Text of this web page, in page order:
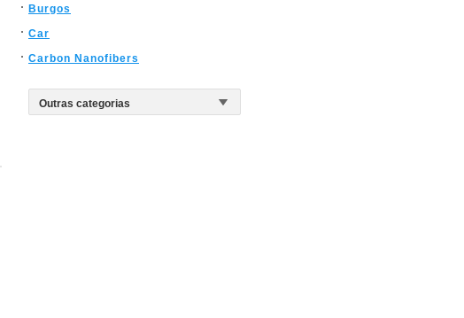
Burgos
Car
Carbon Nanofibers